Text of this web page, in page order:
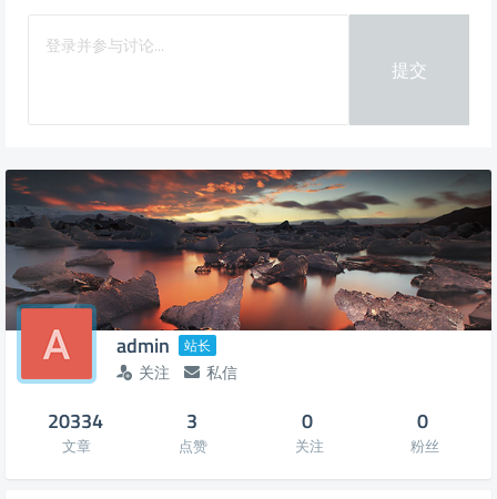
提交
admin 站长
关注 私信
20334
文章
3
点赞
0
关注
0
粉丝